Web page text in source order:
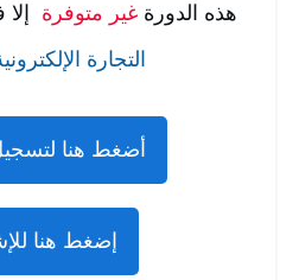
هذه الدورةغير متوفرة
التجارة
أضغط هنا
إضغط هنا